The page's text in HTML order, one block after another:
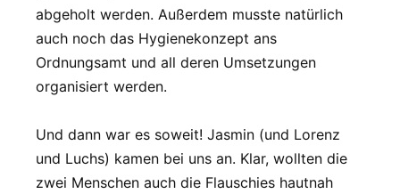
abgeholt werden. Außerdem musste natürlich
auch noch das Hygienekonzept ans
Ordnungsamt und all deren Umsetzungen
organisiert werden.
Und dann war es soweit! Jasmin (und Lorenz
und Luchs) kamen bei uns an. Klar, wollten die
zwei Menschen auch die Flauschies hautnah